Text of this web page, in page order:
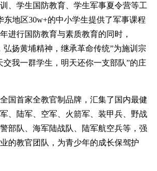
、学生国防教育、学生军事夏令营等工
东地区30w+的中小学生提供了军事课程
进行国防教育与素质教育的同时，
弘扬黄埔精神，继承革命传统”为施训宗
交我一群学生，明天还你一支部队”的庄
国首家全教官制品牌，汇集了国内最健
、陆军、空军、火箭军、装甲兵、野战
部队、海军陆战队、陆军航空兵等，强
的教官团队，为青少年的成长保驾护